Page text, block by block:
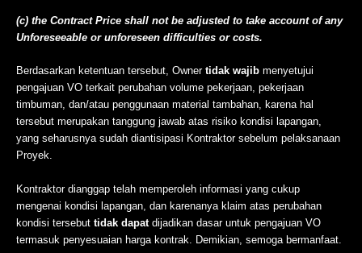
(c) the Contract Price shall not be adjusted to take account of any
Unforeseeable or unforeseen difficulties or costs.
Berdasarkan ketentuan tersebut, Owner tidak wajib menyetujui
pengajuan VO terkait perubahan volume pekerjaan, pekerjaan
timbuman, dan/atau penggunaan material tambahan, karena hal
tersebut merupakan tanggung jawab atas risiko kondisi lapangan,
yang seharusnya sudah diantisipasi Kontraktor sebelum pelaksanaan
Proyek.
Kontraktor dianggap telah memperoleh informasi yang cukup
mengenai kondisi lapangan, dan karenanya klaim atas perubahan
kondisi tersebut tidak dapatdijadikan dasar untuk pengajuan VO
termasuk penyesuaian harga kontrak. Demikian, semoga bermanfaat.